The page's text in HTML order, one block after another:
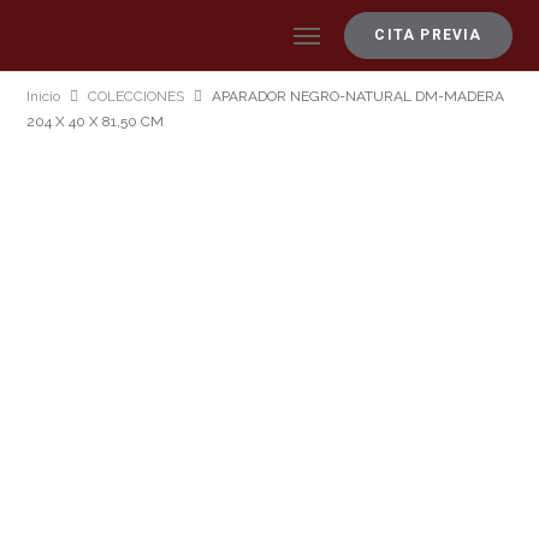
CITA PREVIA
Inicio COLECCIONES
APARADOR NEGRO-NATURAL DM-MADERA
204 X 40 X 81,50 CM